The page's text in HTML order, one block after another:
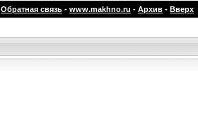
Обратная связь - www.makhno.ru - Архив - Вверх